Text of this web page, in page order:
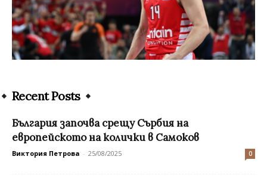
Recent Posts
България започва срещу Сърбия на
европейското на колички в Самоков
Виктория Петрова - 25/08/2025 0